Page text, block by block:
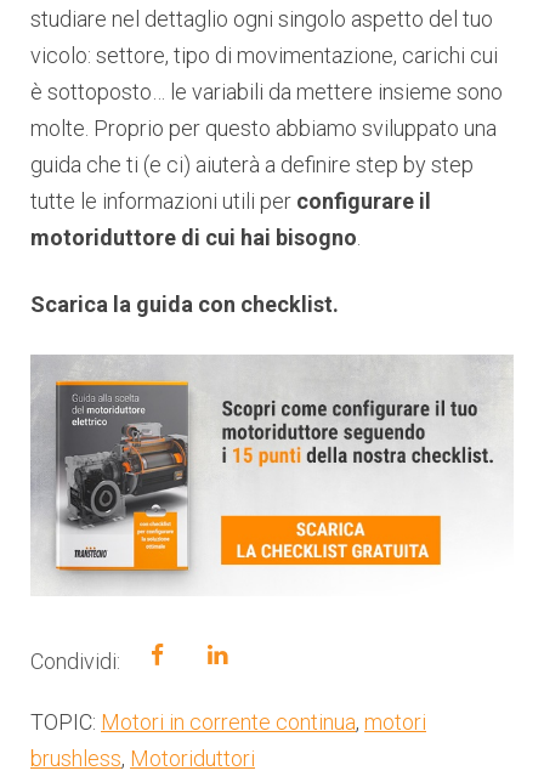
studiare nel dettaglio ogni singolo aspetto del tuo
vicolo: settore, tipo di movimentazione, carichi cui
è sottoposto… le variabili da mettere insieme sono
molte. Proprio per questo abbiamo sviluppato una
guida che ti (e ci) aiuterà a definire step by step
tutte le informazioni utili per configurare il
motoriduttore di cui hai bisogno
Scarica la guida con checklist.
Condividi:
TOPIC: Motori in corrente continua, motori
brushless, Motoriduttori